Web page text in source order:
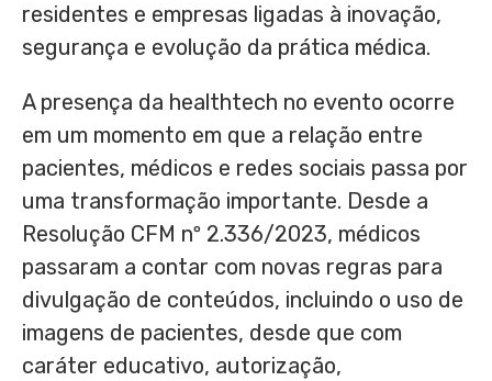
residentes e empresas ligadas à inovação,
segurança e evolução da prática médica.
A presença da healthtech no evento ocorre
em um momento em que a relação entre
pacientes, médicos e redes sociais passa por
uma transformação importante. Desde a
Resolução CFM nº 2.336/2023, médicos
passaram a contar com novas regras para
divulgação de conteúdos, incluindo o uso de
imagens de pacientes, desde que com
caráter educativo, autorização,